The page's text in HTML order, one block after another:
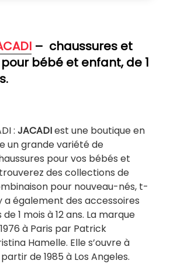
– chaussures et
bébé et enfant, de 1
: JACADIest une boutique en
un grande variété de
pour vos bébés et
des collections de
pour nouveau-nés, t-
a également des accessoires
1 mois à 12 ans. La marque
à Paris par Patrick
Hamelle. Elle s’ouvre à
de 1985 à Los Angeles.